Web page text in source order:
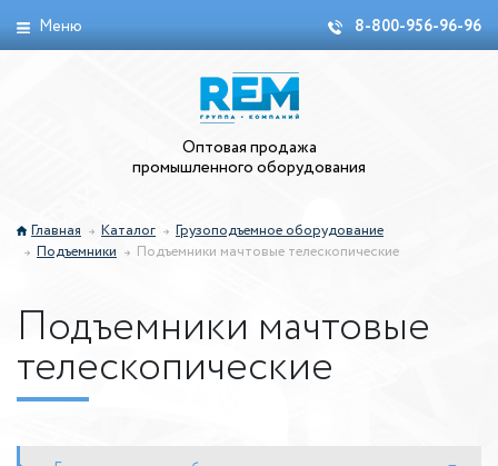
Меню 8-800-956-96-96
Оптовая продажа
промышленного оборудования
Главная Каталог
Грузоподъемное оборудование
Подъемники
Подъемники мачтовые телескопические
Подъемники мачтовые
телескопические